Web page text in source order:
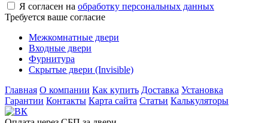
Я согласен на обработку персональных данных
Требуется ваше согласие
Межкомнатные двери
Входные двери
Фурнитура
Скрытые двери (Invisible)
Главная О компании Как купить Доставка Установка
Гарантии Контакты Карта сайта Статьи Калькуляторы